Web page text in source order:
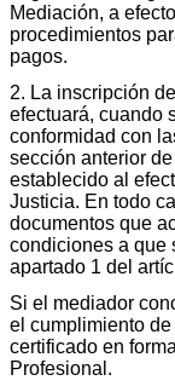
Mediación, a
procedimientos
pagos.
2. La inscripción
efectuará, cuando
conformidad con
sección anterior
establecido al
Justicia. En todo
documentos que
condiciones a que
apartado 1 del
Si el mediador
el cumplimiento
certificado en
Profesional.